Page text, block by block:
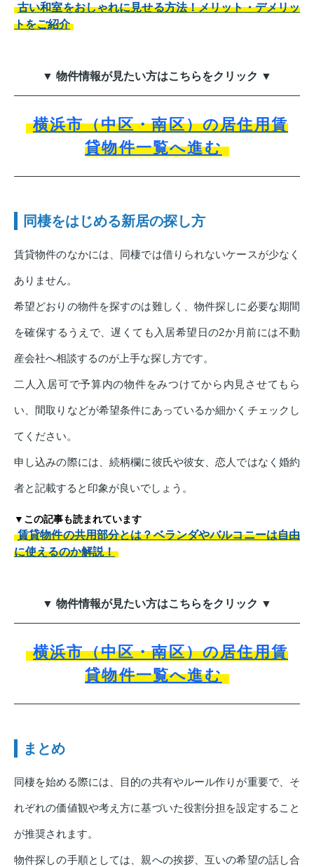
古い和室をおしゃれに見せる方法！メリット・デメリッ
トをご紹介
▼ 物件情報が見たい方はこちらをクリック ▼
横浜市（中区・南区）の居住用賃
貸物件一覧へ進む
同棲をはじめる新居の探し方
賃貸物件のなかには、同棲では借りられないケースが少なく
ありません。
希望どおりの物件を探すのは難しく、物件探しに必要な期間
を確保するうえで、遅くても入居希望日の2か月前には不動
産会社へ相談するのが上手な探し方です。
二人入居可で予算内の物件をみつけてから内見させてもら
い、間取りなどが希望条件にあっているか細かくチェックし
てください。
申し込みの際には、続柄欄に彼氏や彼女、恋人ではなく婚約
者と記載すると印象が良いでしょう。
▼この記事も読まれています
賃貸物件の共用部分とは？ベランダやバルコニーは自由
に使えるのか解説！
▼ 物件情報が見たい方はこちらをクリック ▼
横浜市（中区・南区）の居住用賃
貸物件一覧へ進む
まとめ
同棲を始める際には、目的の共有やルール作りが重要で、そ
れぞれの価値観や考え方に基づいた役割分担を設定すること
が推奨されます。
物件探しの手順としては、親への挨拶、互いの希望の話し合